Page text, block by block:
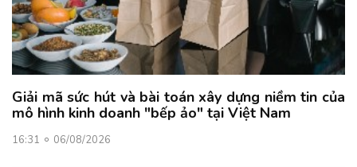
Giải mã sức hút và bài toán xây dựng niềm tin của
mô hình kinh doanh "bếp ảo" tại Việt Nam
16:31 06/08/2026